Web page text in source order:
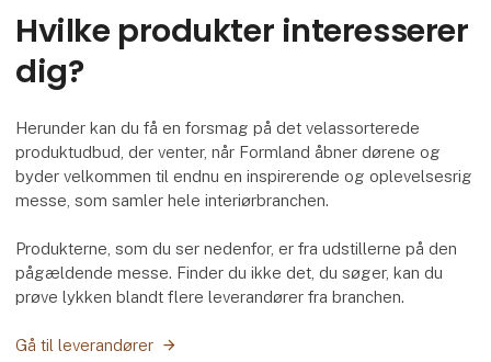
Hvilke produkter interesserer
dig?
Herunder kan du få en forsmag på det velassorterede
produktudbud, der venter, når Formland åbner dørene og
byder velkommen til endnu en inspirerende og oplevelsesrig
messe, som samler hele interiørbranchen.
Produkterne, som du ser nedenfor, er fra udstillerne på den
pågældende messe. Finder du ikke det, du søger, kan du
prøve lykken blandt flere leverandører fra branchen.
Gå til leverandører